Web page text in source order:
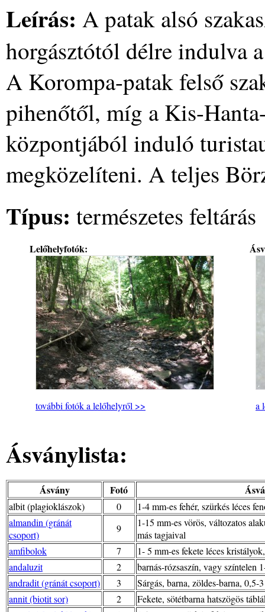
Leírás: A patak alsó
horgásztótól délre indulva
A Korompa-patak felső
pihenőtől, míg a Kis-
központjából induló
megközelíteni. A teljes
Típus: természetes feltárás
Lelőhelyfotók:
további fotók a lelőhelyről >> a
Ásványlista:
Ásvány Fotó
albit (plagioklászok) 0
1-4 mm-es fehér, szürkés léces
almandin (gránát
csoport)
9
1-15 mm-es vörös, változatos
más tagjaival
amfibolok
7
1- 5 mm-es fekete léces
andaluzit
2
barnás-rózsaszín, vagy színtelen
andradit (gránát csoport)
3
Sárgás, barna, zöldes-barna, 0,5-
annit (biotit sor)
2
Fekete, sötétbarna hatszögös